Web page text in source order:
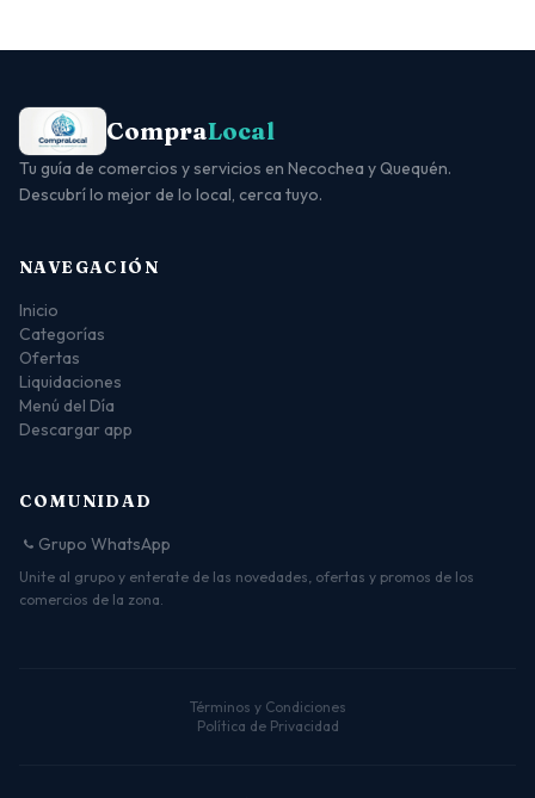
CompraLocal
Tu guía de comercios y servicios en Necochea y Quequén.
Descubrí lo mejor de lo local, cerca tuyo.
NAVEGACIÓN
Inicio
Categorías
Ofertas
Liquidaciones
Menú del Día
Descargar app
COMUNIDAD
Grupo WhatsApp
Unite al grupo y enterate de las novedades, ofertas y promos de los
comercios de la zona.
Términos y Condiciones
Política de Privacidad